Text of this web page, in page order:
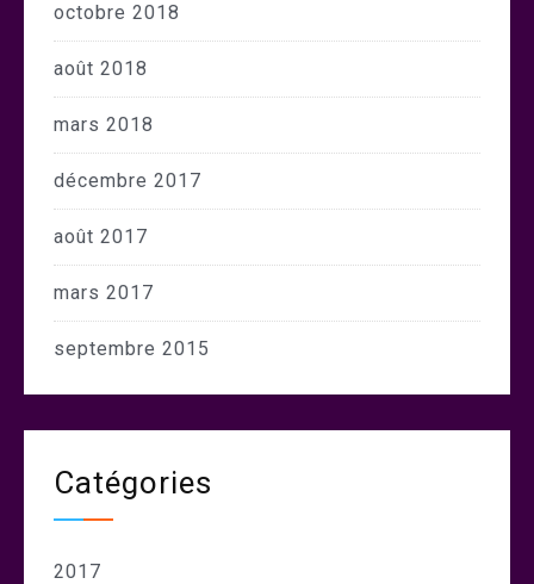
octobre 2018
août 2018
mars 2018
décembre 2017
août 2017
mars 2017
septembre 2015
Catégories
2017